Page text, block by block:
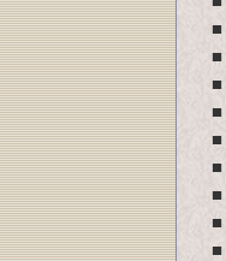
■
■
■
■
■
■
■
■
■